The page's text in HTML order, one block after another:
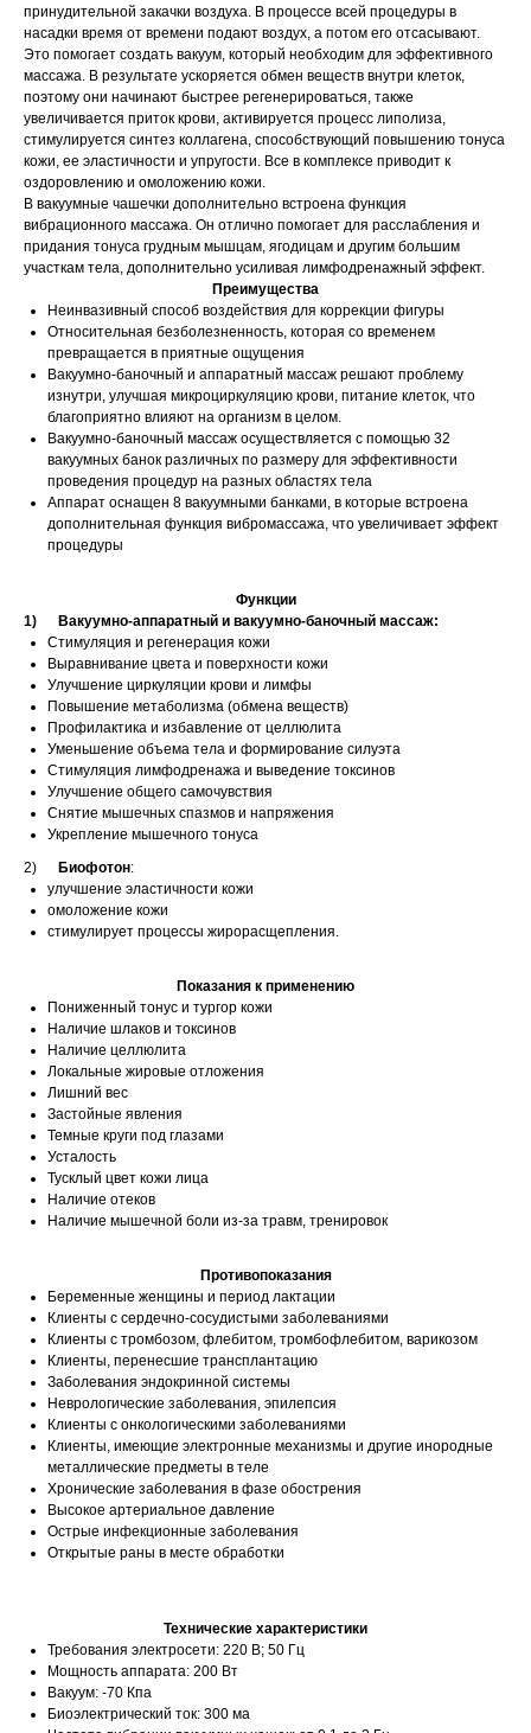
принудительной закачки воздуха. В процессе всей процедуры в
насадки время от времени подают воздух, а потом его отсасывают.
Это помогает создать вакуум, который необходим для эффективного
массажа. В результате ускоряется обмен веществ внутри клеток,
поэтому они начинают быстрее регенерироваться, также
увеличивается приток крови, активируется процесс липолиза,
стимулируется синтез коллагена, способствующий повышению тонуса
кожи, ее эластичности и упругости. Все в комплексе приводит к
оздоровлению и омоложению кожи.
В вакуумные чашечки дополнительно встроена функция
вибрационного массажа. Он отлично помогает для расслабления и
придания тонуса грудным мышцам, ягодицам и другим большим
участкам тела, дополнительно усиливая лимфодренажный эффект.
Преимущества
Неинвазивный способ воздействия для коррекции фигуры
Относительная безболезненность, которая со временем
превращается в приятные ощущения
Вакуумно-баночный и аппаратный массаж решают проблему
изнутри, улучшая микроциркуляцию крови, питание клеток, что
благоприятно влияют на организм в целом.
Вакуумно-баночный массаж осуществляется с помощью 32
вакуумных банок различных по размеру для эффективности
проведения процедур на разных областях тела
Аппарат оснащен 8 вакуумными банками, в которые встроена
дополнительная функция вибромассажа, что увеличивает эффект
процедуры
Функции
1) Вакуумно-аппаратный и вакуумно-баночный массаж:
Стимуляция и регенерация кожи
Выравнивание цвета и поверхности кожи
Улучшение циркуляции крови и лимфы
Повышение метаболизма (обмена веществ)
Профилактика и избавление от целлюлита
Уменьшение объема тела и формирование силуэта
Стимуляция лимфодренажа и выведение токсинов
Улучшение общего самочувствия
Снятие мышечных спазмов и напряжения
Укрепление мышечного тонуса
2)
Биофотон:
улучшение эластичности кожи
омоложение кожи
стимулирует процессы жирорасщепления.
Показания к применению
Пониженный тонус и тургор кожи
Наличие шлаков и токсинов
Наличие целлюлита
Локальные жировые отложения
Лишний вес
Застойные явления
Темные круги под глазами
Усталость
Тусклый цвет кожи лица
Наличие отеков
Наличие мышечной боли из-за травм, тренировок
Противопоказания
Беременные женщины и период лактации
Клиенты с сердечно-сосудистыми заболеваниями
Клиенты с тромбозом, флебитом, тромбофлебитом, варикозом
Клиенты, перенесшие трансплантацию
Заболевания эндокринной системы
Неврологические заболевания, эпилепсия
Клиенты с онкологическими заболеваниями
Клиенты, имеющие электронные механизмы и другие инородные
металлические предметы в теле
Хронические заболевания в фазе обострения
Высокое артериальное давление
Острые инфекционные заболевания
Открытые раны в месте обработки
Технические характеристики
Требования электросети: 220 В; 50 Гц
Мощность аппарата: 200 Вт
Вакуум: -70 Кпа
Биоэлектрический ток: 300 ма